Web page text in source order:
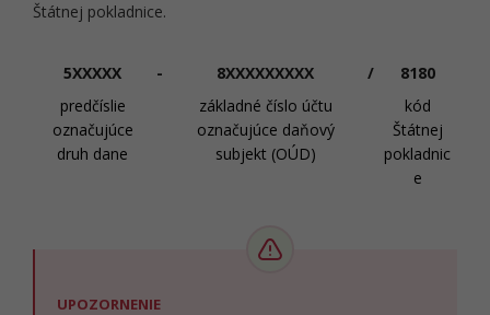
Štátnej pokladnice.
5XXXXX - 8XXXXXXXXX /
8180
predčíslie
označujúce
druh dane
základné číslo účtu
označujúce daňový
subjekt (OÚD)
kód
Štátnej
pokladnic
e
UPOZORNENIE